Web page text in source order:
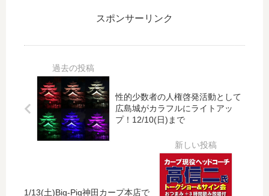
か
れ
筆
画
調
シ
ニ
マ
Ｔ
ャ
ナ
バ
ー
と
コ
た
」
デ
ッ
「
友
元
神
スポンサーリンク
性的少数者の人権啓発活動として
広島城がカラフルにライトアッ
プ！12/10(日)まで
1/13(土)Big-Pig神田カープ本店で